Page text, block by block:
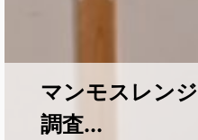
マンモスレン
調査...